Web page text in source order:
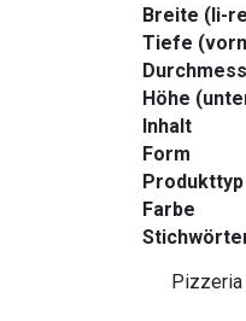
Breite (li-
Tiefe
Höhe
Inhalt
Form
Produkttyp
Farbe
Pizzeria